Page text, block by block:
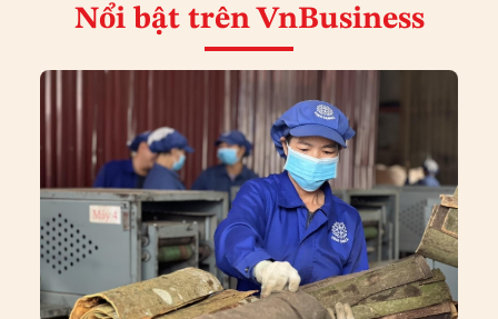
Nổi bật trên VnBusiness